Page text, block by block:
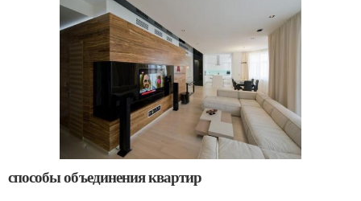
способы объединения квартир